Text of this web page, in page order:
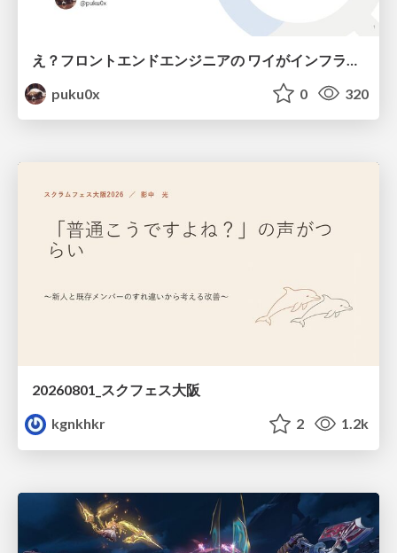
puku0x
0 320
20260801_スクフェス大阪
kgnkhkr
2 1.2k